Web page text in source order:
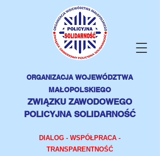
ORGANIZACJAWOJEWÓDZTWA
MAŁOPOLSKIEGO
ZWIĄZKU ZAWODOWEGO
POLICYJNA SOLIDARNOŚĆ
DIALOG - WSPÓŁPRACA -
TRANSPARENTNOŚĆ